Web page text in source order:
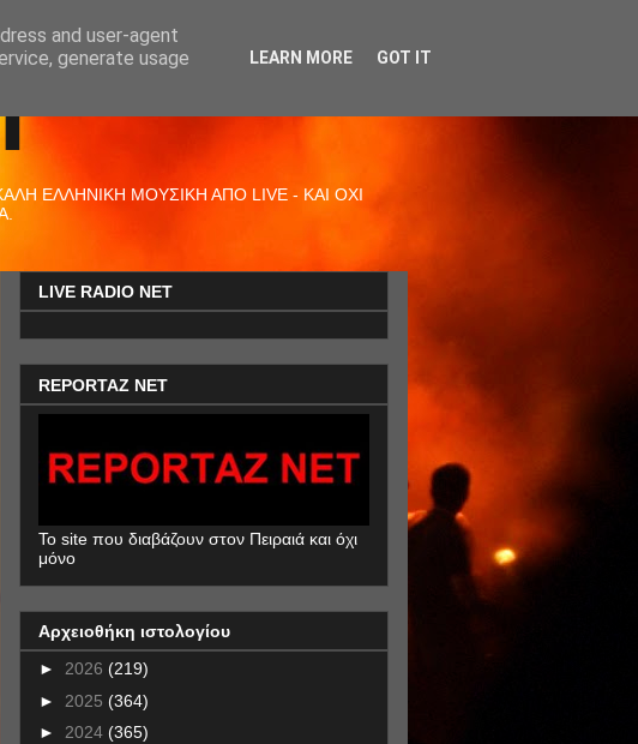
ΕΛΛΗΝΙΚΗ ΜΟΥΣΙΚΗ ΑΠΟ LIVE - ΚΑΙ ΟΧΙ
LIVE RADIO NET
REPORTAZ NET
To site που διαβάζουν στον Πειραιά και όχι
μόνο
Αρχειοθήκη ιστολογίου
► 2026 (219)
► 2025 (364)
► 2024 (365)
and user-agent
generate usage
LEARN MORE GOT IT